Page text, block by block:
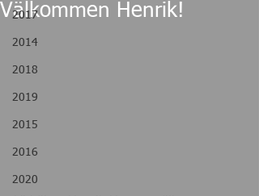
2017
2014
2018
2019
2015
2016
2020
Välkommen Henrik!